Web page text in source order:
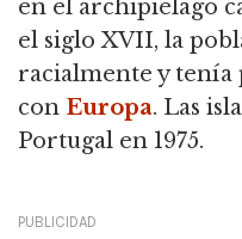
en el archipiélago
el siglo XVII, la
racialmente y tenía
con Europa. Las
Portugal en 1975.
PUBLICIDAD